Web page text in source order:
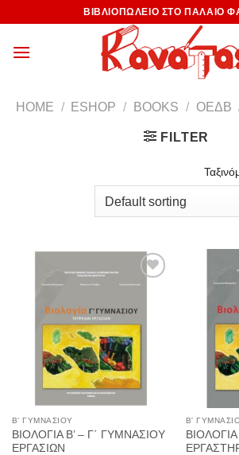
ΒΙΒΛΙΟΠΩΛΕΙΟ ΣΤΟ ΠΑΛΑΙΟ
HOME / ESHOP / BOOKS / ΟΕΔΒ
FILTER
Προσθήκη
στη
Wishlist
Β' ΓΥΜΝΑΣΙΟΥ
ΒΙΟΛΟΓΙΑ Β’ – Γ΄ ΓΥΜΝΑΣΙΟΥ
ΕΡΓΑΣΙΩΝ
Β'